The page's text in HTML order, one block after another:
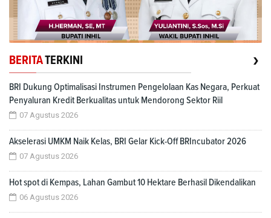
BERITATERKINI ›
BRI Dukung Optimalisasi Instrumen Pengelolaan Kas Negara, Perkuat
Penyaluran Kredit Berkualitas untuk Mendorong Sektor Riil
07 Agustus 2026
Akselerasi UMKM Naik Kelas, BRI Gelar Kick-Off BRIncubator 2026
07 Agustus 2026
Hot spot di Kempas, Lahan Gambut 10 Hektare Berhasil Dikendalikan
06 Agustus 2026